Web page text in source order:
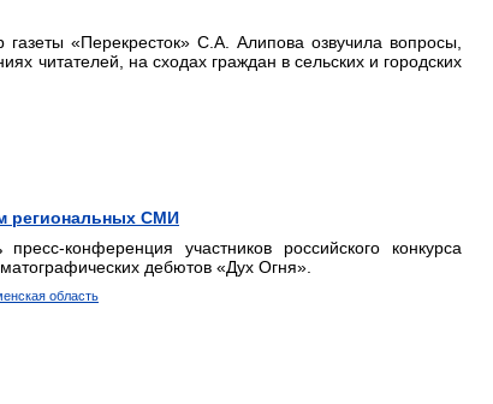
газеты «Перекресток» С.А. Алипова озвучила вопросы,
читателей, на сходах граждан в сельских и городских
региональных СМИ
конференция участников российского конкурса
дебютов «Дух Огня».
область